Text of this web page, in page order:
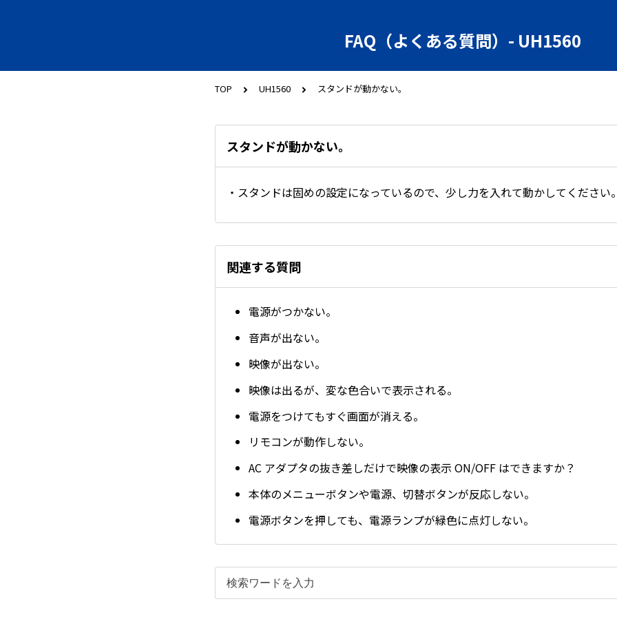
FAQ（よくある質問）- UH1560
TOP UH1560 スタンドが動かない。
スタンドが動かない。
・スタンドは固めの設定になっているので、少し力を入れて動かしてください。
関連する質問
電源がつかない。
音声が出ない。
映像が出ない。
映像は出るが、変な色合いで表示される。
電源をつけてもすぐ画面が消える。
リモコンが動作しない。
AC アダプタの抜き差しだけで映像の表示 ON/OFF はできますか？
本体のメニューボタンや電源、切替ボタンが反応しない。
電源ボタンを押しても、電源ランプが緑色に点灯しない。